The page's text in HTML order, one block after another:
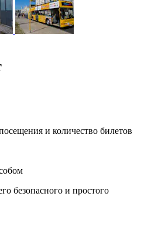
и количество билетов
безопасного и простого